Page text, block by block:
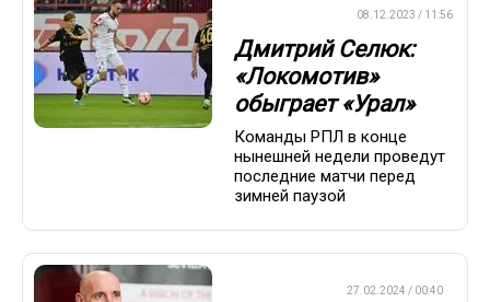
08.12.2023 / 11:56
Дмитрий Селюк:
«Локомотив»
обыграет «Урал»
Команды РПЛ в конце
нынешней недели проведут
последние матчи перед
зимней паузой
27.02.2024 / 00:40